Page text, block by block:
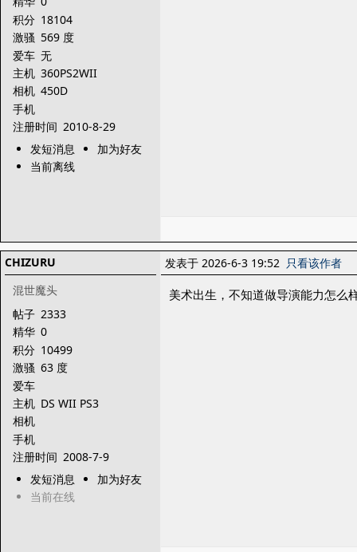
积分 18104
激骚 569 度
爱车 无
主机 360PS2WII
相机 450D
手机
注册时间 2010-8-29
发短消息
加为好友
当前离线
CHIZURU
混世魔头
帖子 2333
精华 0
积分 10499
激骚 63 度
爱车
主机 DS WII PS3
相机
手机
注册时间 2008-7-9
发短消息
加为好友
当前在线
发表于 2026-6-3 19:52 只看该作者
美术出生，不知道做导演能力怎么